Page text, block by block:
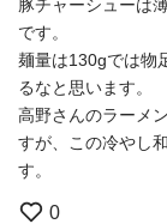
豚チャーシューは
です。
麺量は130gでは物
るなと思います。
高野さんのラーメ
すが、この冷やし
す。
0